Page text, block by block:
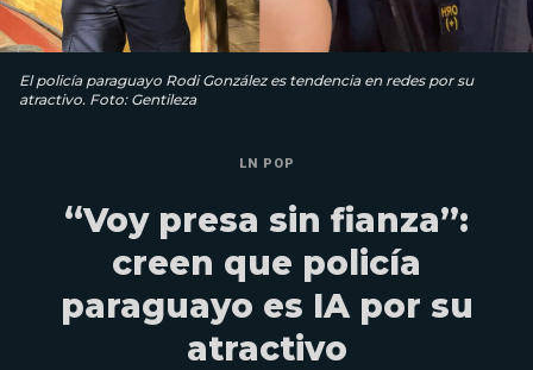
El policía paraguayo Rodi González es tendencia en redes por su
atractivo. Foto: Gentileza
LN POP
“Voy presa sin fianza”:
creen que policía
paraguayo es IA por su
atractivo